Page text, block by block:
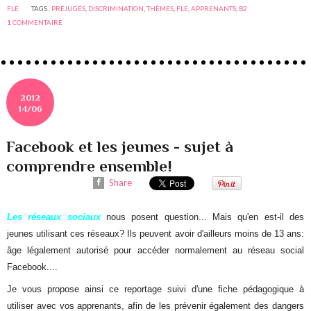
FLE
TAGS : PRÉJUGÉS DISCRIMINATION ,THÈMES FLE ,APPRENANTS B2
1 COMMENTAIRE
2012
14/06
Facebook et les jeunes - sujet à
comprendre ensemble!
Share
Les réseaux sociauxnous posent question... Mais qu'en est-il des
jeunes utilisant ces réseaux? Ils peuvent avoir d'ailleurs moins de 13 ans:
âge légalement autorisé pour accéder normalement au réseau social
Facebook....
Je vous propose ainsi ce reportage suivi d'une fiche pédagogique à
utiliser avec vos apprenants, afin de les prévenir également des dangers